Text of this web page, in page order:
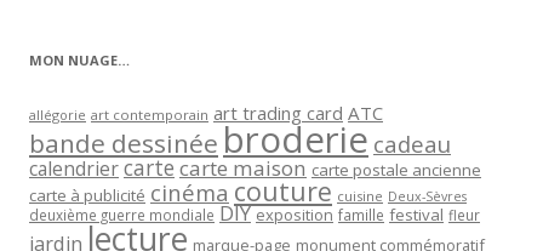
MON NUAGE…
allégorie art contemporain art trading card ATC
bande dessinée broderie cadeau
calendriercartecarte maison carte postale ancienne
carte à publicité cinéma couture cuisine Deux-Sèvres
deuxième guerre mondiale DIY exposition famille festival fleur
jardin lecture marque-page monument commémoratif